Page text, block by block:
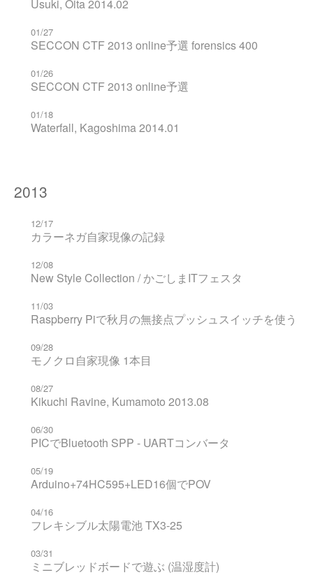
Usuki, Oita 2014.02
01/27
SECCON CTF 2013 online予選 forensics 400
01/26
SECCON CTF 2013 online予選
01/18
Waterfall, Kagoshima 2014.01
2013
12/17
カラーネガ自家現像の記録
12/08
New Style Collection / かごしまITフェスタ
11/03
Raspberry Piで秋月の無接点プッシュスイッチを使う
09/28
モノクロ自家現像 1本目
08/27
Kikuchi Ravine, Kumamoto 2013.08
06/30
PICでBluetooth SPP - UARTコンバータ
05/19
Arduino+74HC595+LED16個でPOV
04/16
フレキシブル太陽電池 TX3-25
03/31
ミニブレッドボードで遊ぶ (温湿度計)